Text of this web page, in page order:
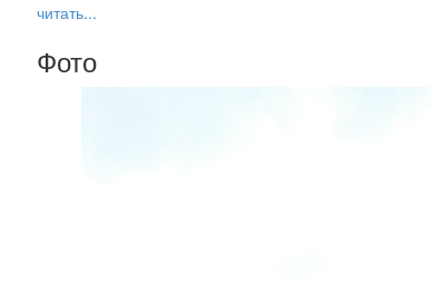
читать...
Фото